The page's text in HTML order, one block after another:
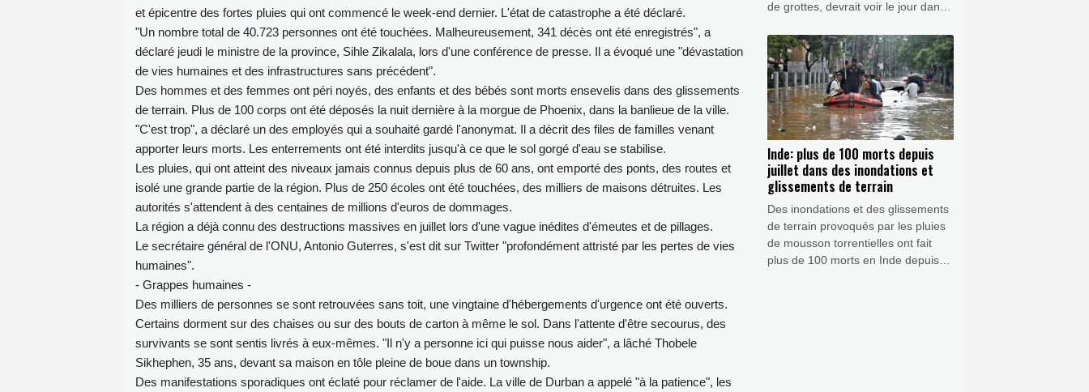
et épicentre des fortes pluies qui ont commencé le week-end dernier. L'état de catastrophe a été déclaré.
"Un nombre total de 40.723 personnes ont été touchées. Malheureusement, 341 décès ont été enregistrés", a
déclaré jeudi le ministre de la province, Sihle Zikalala, lors d'une conférence de presse. Il a évoqué une "dévastation
de vies humaines et des infrastructures sans précédent".
Des hommes et des femmes ont péri noyés, des enfants et des bébés sont morts ensevelis dans des glissements
de terrain. Plus de 100 corps ont été déposés la nuit dernière à la morgue de Phoenix, dans la banlieue de la ville.
"C'est trop", a déclaré un des employés qui a souhaité gardé l'anonymat. Il a décrit des files de familles venant
apporter leurs morts. Les enterrements ont été interdits jusqu'à ce que le sol gorgé d'eau se stabilise.
Les pluies, qui ont atteint des niveaux jamais connus depuis plus de 60 ans, ont emporté des ponts, des routes et
isolé une grande partie de la région. Plus de 250 écoles ont été touchées, des milliers de maisons détruites. Les
autorités s'attendent à des centaines de millions d'euros de dommages.
La région a déjà connu des destructions massives en juillet lors d'une vague inédites d'émeutes et de pillages.
Le secrétaire général de l'ONU, Antonio Guterres, s'est dit sur Twitter "profondément attristé par les pertes de vies
humaines".
- Grappes humaines -
Des milliers de personnes se sont retrouvées sans toit, une vingtaine d'hébergements d'urgence ont été ouverts.
Certains dorment sur des chaises ou sur des bouts de carton à même le sol. Dans l'attente d'être secourus, des
survivants se sont sentis livrés à eux-mêmes. "Il n'y a personne ici qui puisse nous aider", a lâché Thobele
Sikhephen, 35 ans, devant sa maison en tôle pleine de boue dans un township.
Des manifestations sporadiques ont éclaté pour réclamer de l'aide. La ville de Durban a appelé "à la patience", les
de grottes, devrait voir le jour dans
l'Ariège dès 2027 afin de mieux
protéger ces cavités, les mettre en
valeur et y faciliter la recherche.
Inde: plus de 100 morts depuis
juillet dans des inondations et
glissements de terrain
Des inondations et des glissements
de terrain provoqués par les pluies
de mousson torrentielles ont fait
plus de 100 morts en Inde depuis